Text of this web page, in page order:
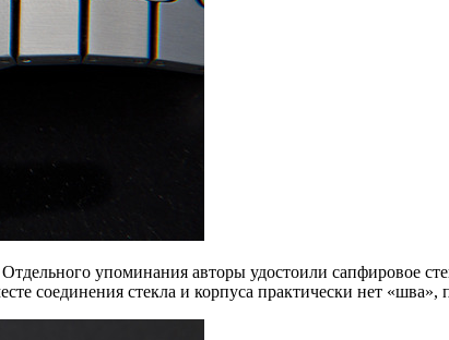
упоминания авторы удостоили сапфировое
соединения стекла и корпуса практически нет «шва»,